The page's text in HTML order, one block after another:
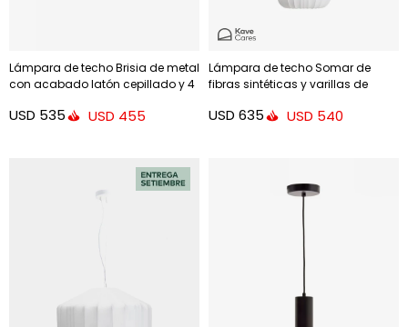
Lámpara de techo Brisia de metal
con acabado latón cepillado y 4
USD 535 USD 455
Lámpara de techo Somar de
fibras sintéticas y varillas de
USD 635 USD 540